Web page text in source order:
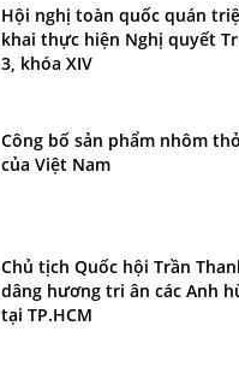
Hội nghị toàn quốc quán
khai thực hiện Nghị quyết
3, khóa XIV
Công bố sản phẩm nhôm
của Việt Nam
Chủ tịch Quốc hội Trần
dâng hương tri ân các Anh
tại TP.HCM